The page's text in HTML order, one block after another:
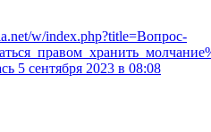
w/index.php?title=Вопрос-
5 сентября 2023 в 08:08